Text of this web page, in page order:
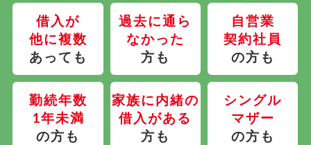
借入が
他に複数
あっても
過去に通ら
なかった
方も
自営業
契約社員
の方も
勤続年数
1年未満
の方も
家族に内緒の
借入がある
方も
シングル
マザー
の方も